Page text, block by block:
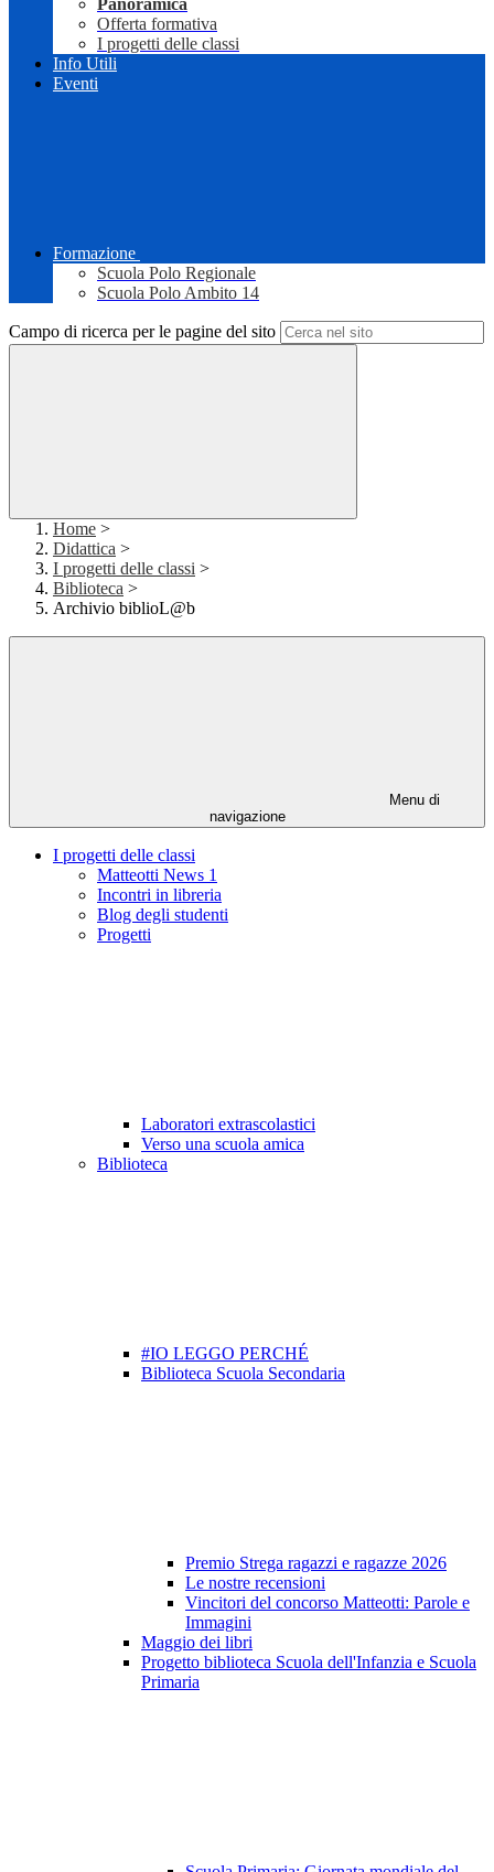
Panoramica
Offerta formativa
I progetti delle classi
Info Utili
Eventi
Formazione
Scuola Polo Regionale
Scuola Polo Ambito 14
Campo di ricerca per le pagine del sito
Home >
Didattica >
I progetti delle classi >
Biblioteca >
Archivio biblioL@b
Menu di
navigazione
I progetti delle classi
Matteotti News 1
Incontri in libreria
Blog degli studenti
Progetti
Laboratori extrascolastici
Verso una scuola amica
Biblioteca
#IO LEGGO PERCHÉ
Biblioteca Scuola Secondaria
Premio Strega ragazzi e ragazze 2026
Le nostre recensioni
Vincitori del concorso Matteotti: Parole e
Immagini
Maggio dei libri
Progetto biblioteca Scuola dell'Infanzia e Scuola
Primaria